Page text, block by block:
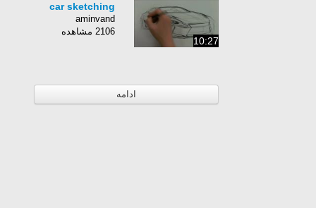
10:27
car sketching
aminvand
2106 مشاهده
ادامه